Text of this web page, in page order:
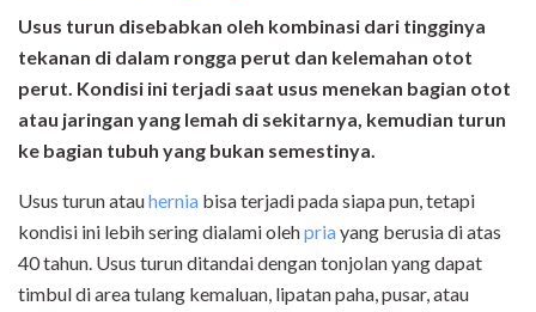
Usus turun disebabkan oleh kombinasi dari tingginya
tekanan di dalam rongga perut dan kelemahan otot
perut. Kondisi ini terjadi saat usus menekan bagian otot
atau jaringan yang lemah di sekitarnya, kemudian turun
ke bagian tubuh yang bukan semestinya.
Usus turun atauhernia bisa terjadi pada siapa pun, tetapi
kondisi ini lebih sering dialami olehpriayang berusia di atas
40 tahun. Usus turun ditandai dengan tonjolan yang dapat
timbul di area tulang kemaluan, lipatan paha, pusar, atau